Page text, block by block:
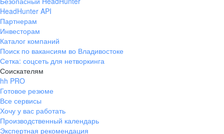
HeadHunter API
Партнерам
Инвесторам
Каталог компаний
Поиск по вакансиям во Владивостоке
Сетка: соцсеть для нетворкинга
Соискателям
hh PRO
Готовое резюме
Все сервисы
Хочу у вас работать
Производственный календарь
Экспертная рекомендация